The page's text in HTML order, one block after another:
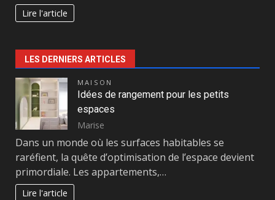
Lire l'article
LES DERNIERS ARTICLES
MAISON
Idées de rangement pour les petits
espaces
Marise
Dans un monde où les surfaces habitables se
raréfient, la quête d’optimisation de l’espace devient
primordiale. Les appartements,…
Lire l'article